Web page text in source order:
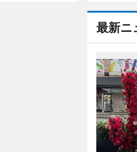
最新ニ